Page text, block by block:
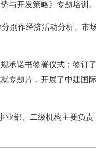
与开发策略》专题培训。
别作经济活动分析、市
承诺书签署仪式；签订了
专题片，开展了中建国
业部、二级机构主要负责